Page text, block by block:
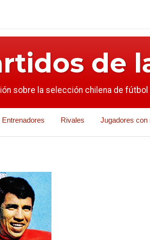
de
sobre la selección chilena de
Entrenadores Rivales Jugadores con